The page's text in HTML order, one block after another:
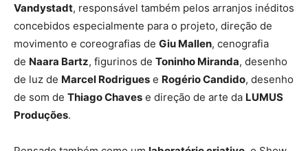
Vandystadt, responsável também pelos arranjos inéditos
concebidos especialmente para o projeto, direção de
movimento e coreografias de Giu Mallen, cenografia
de Naara Bartz, figurinos de Toninho Miranda, desenho
de luz de Marcel Rodrigues e Rogério Candido, desenho
de som de Thiago Chaves e direção de arte da LUMUS
Produções.